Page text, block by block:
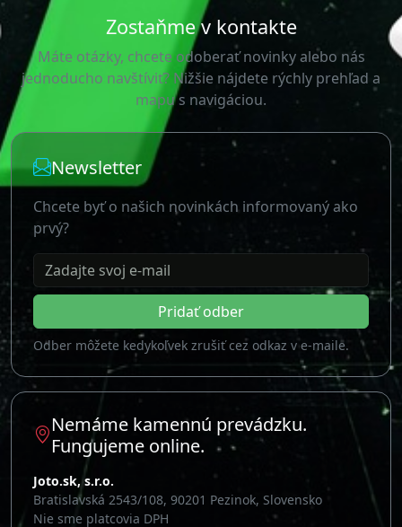
Chcete byť o našich novinkách informovaný ako
prvý?
Zadajte svoj e-mail
Pridať odber
Odber môžete kedykoľvek zrušiť cez odkaz v e-maile.
Nemáme kamennú prevádzku.
Fungujeme online.
Joto.sk, s.r.o.
Bratislavská 2543/108, 90201 Pezinok, Slovensko
Nie sme platcovia DPH
Navigovať do firmy